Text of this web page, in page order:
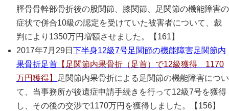
脛骨骨幹部骨折後の股関節、膝関節、足関節の機能障害の
症状で併合10級の認定を受けていた被害者について、裁
判により1350万円増額させました。【161】
2017年7月29日 下半身12級7号足関節の機能障害足関節内
果骨折足首 【足関節内果骨折（足首）で12級獲得 1170
万円獲得】
足関節内果骨折による足関節の機能障害につい
て、当事務所が後遺症申請手続きを行って12級7号を獲得
し、その後の交渉で1170万円を獲得しました。【156】